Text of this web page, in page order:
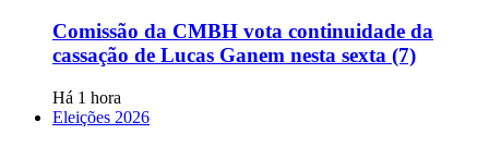
Comissão da CMBH vota continuidade da
cassação de Lucas Ganem nesta sexta (7)
Há 1 hora
Eleições 2026